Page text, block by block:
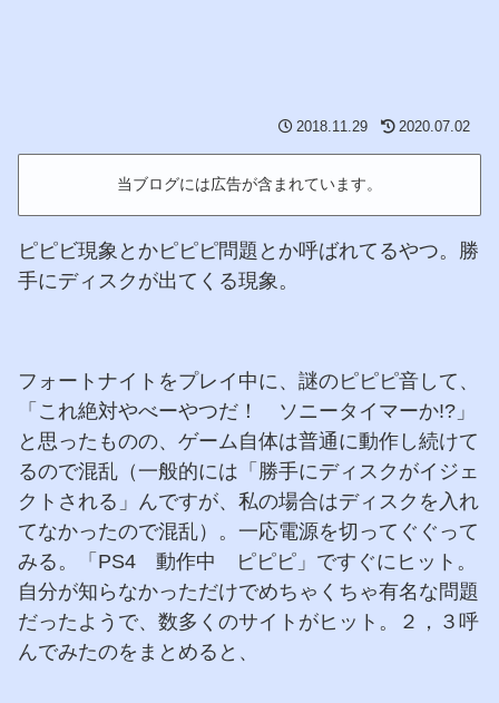
2018.11.29 2020.07.02
当ブログには広告が含まれています。
ピピビ現象とかピピピ問題とか呼ばれてるやつ。勝
手にディスクが出てくる現象。
フォートナイトをプレイ中に、謎のピピピ音して、
「これ絶対やべーやつだ！ ソニータイマーか!?」
と思ったものの、ゲーム自体は普通に動作し続けて
るので混乱（一般的には「勝手にディスクがイジェ
クトされる」んですが、私の場合はディスクを入れ
てなかったので混乱）。一応電源を切ってぐぐって
みる。「PS4 動作中 ピピピ」ですぐにヒット。
自分が知らなかっただけでめちゃくちゃ有名な問題
だったようで、数多くのサイトがヒット。２，３呼
んでみたのをまとめると、